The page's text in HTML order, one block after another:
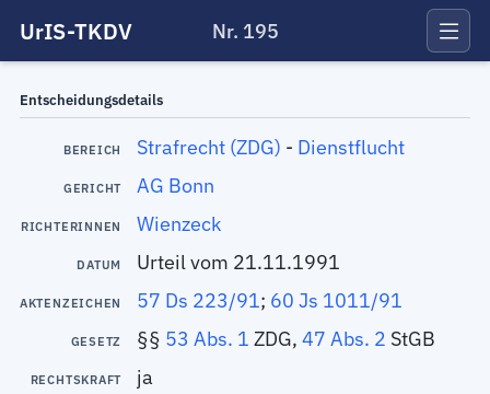
UrIS-TKDV Nr. 195
Entscheidungsdetails
BEREICH Strafrecht (ZDG) - Dienstflucht
GERICHT AG Bonn
RICHTERINNEN Wienzeck
DATUM Urteil vom 21.11.1991
AKTENZEICHEN 57 Ds 223/91; 60 Js 1011/91
GESETZ §§ 53 Abs. 1 ZDG, 47 Abs. 2 StGB
RECHTSKRAFT ja